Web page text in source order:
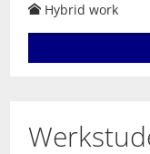
Hybrid work